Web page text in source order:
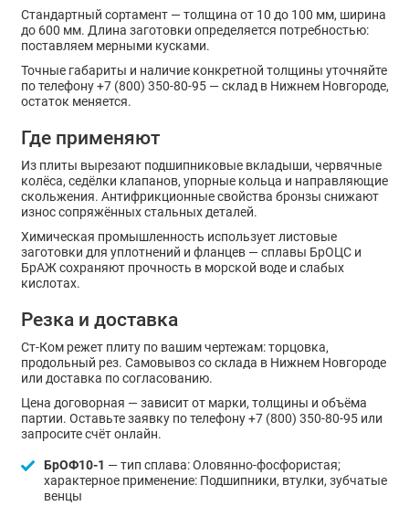
Стандартный сортамент — толщина от 10 до 100 мм, ширина
до 600 мм. Длина заготовки определяется потребностью:
поставляем мерными кусками.
Точные габариты и наличие конкретной толщины уточняйте
по телефону +7 (800) 350-80-95 — склад в Нижнем Новгороде,
остаток меняется.
Где применяют
Из плиты вырезают подшипниковые вкладыши, червячные
колёса, седёлки клапанов, упорные кольца и направляющие
скольжения. Антифрикционные свойства бронзы снижают
износ сопряжённых стальных деталей.
Химическая промышленность использует листовые
заготовки для уплотнений и фланцев — сплавы БрОЦС и
БрАЖ сохраняют прочность в морской воде и слабых
кислотах.
Резка и доставка
Ст-Ком режет плиту по вашим чертежам: торцовка,
продольный рез. Самовывоз со склада в Нижнем Новгороде
или доставка по согласованию.
Цена договорная — зависит от марки, толщины и объёма
партии. Оставьте заявку по телефону +7 (800) 350-80-95 или
запросите счёт онлайн.
БрОФ10-1 — тип сплава: Оловянно-фосфористая;
характерное применение: Подшипники, втулки, зубчатые
венцы